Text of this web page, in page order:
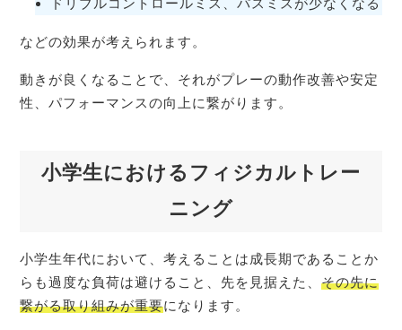
などの効果が考えられます。
動きが良くなることで、それがプレーの動作改善や安定
性、パフォーマンスの向上に繋がります。
小学生におけるフィジカルトレー
ニング
小学生年代において、考えることは成長期であることか
らも過度な負荷は避けること、先を見据えた、その先に
繋がる取り組みが重要になります。